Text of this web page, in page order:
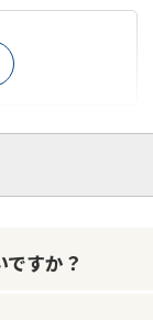
レスポンスが早い
すか？